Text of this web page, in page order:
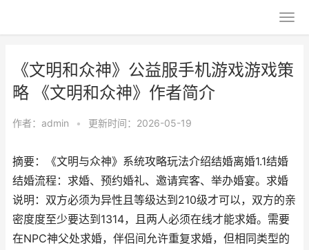
《文明和众神》公益服手机游戏游戏策
略 《文明和众神》作者简介
作者： admin • 更新时间：2026-05-19
摘要：《文明与众神》系统攻略玩法介绍结婚离婚1.1结婚
结婚流程：求婚、预约婚礼、邀请宾客、举办婚宴。求婚
说明：双方必须为异性且等级达到210级才可以，双方的亲
密度度至少要达到1314，且两人必须在线才能求婚。需要
在NPC神父处求婚，伴侣间允许重复求婚，但相同类型的